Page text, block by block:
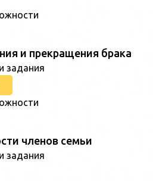
и прекращения брака
задания
членов семьи
задания